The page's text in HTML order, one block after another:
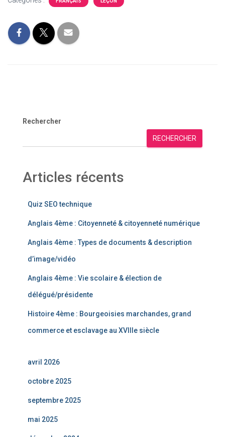
Rechercher
RECHERCHER
Articles récents
Quiz SEO technique
Anglais 4ème : Citoyenneté & citoyenneté numérique
Anglais 4ème : Types de documents & description
d’image/vidéo
Anglais 4ème : Vie scolaire & élection de
délégué/présidente
Histoire 4ème : Bourgeoisies marchandes, grand
commerce et esclavage au XVIIIe siècle
avril 2026
octobre 2025
septembre 2025
mai 2025